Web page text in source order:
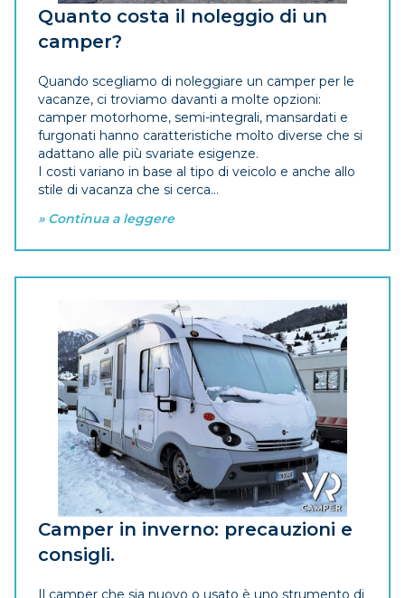
Quanto costa il noleggio di un
camper?
Quando scegliamo di noleggiare un camper per le
vacanze, ci troviamo davanti a molte opzioni:
camper motorhome, semi-integrali, mansardati e
furgonati hanno caratteristiche molto diverse che si
adattano alle più svariate esigenze.
I costi variano in base al tipo di veicolo e anche allo
stile di vacanza che si cerca...
» Continua a leggere
Camper in inverno: precauzioni e
consigli.
Il camper che sia nuovo o usato è uno strumento di